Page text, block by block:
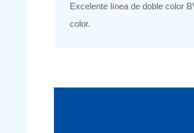
Excelente línea de doble color
color.